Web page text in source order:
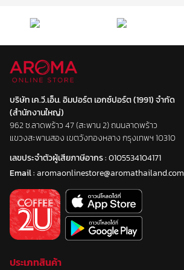
บริษัท เค.วี.เอ็น. อิมปอร์ต เอกซ์ปอร์ต (1991) จำกัด
(สำนักงานใหญ่)
962 ซ.ลาดพร้าว 47 (สะพาน 2) ถนนลาดพร้าว
แขวงสะพานสอง เขตวังทองหลาง กรุงเทพฯ 10310
เลขประจำตัวผู้เสียภาษีอากร :0105534104171
Email :aromaonlinestore@aromathailand.com
ประเภทสินค้า